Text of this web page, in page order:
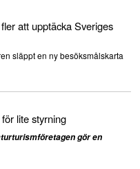
att upptäcka Sveriges
släppt en ny besöksmålskarta
lite styrning
gör en